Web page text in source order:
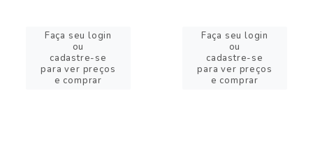
Faça seu login
ou
cadastre-se
para ver preços
e comprar
Faça seu login
ou
cadastre-se
para ver preços
e comprar